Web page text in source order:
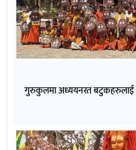
गुरुकुलमा अध्ययनरत बटुकहरुलाई